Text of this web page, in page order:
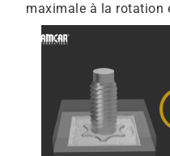
maximale à la rotation